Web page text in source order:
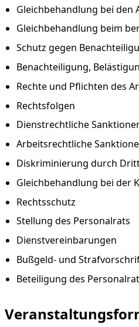
Gleichbehandlung bei den
Gleichbehandlung beim
Schutz gegen
Benachteiligung,
Rechte und Pflichten des
Rechtsfolgen
Dienstrechtliche
Arbeitsrechtliche
Diskriminierung durch
Gleichbehandlung bei der
Rechtsschutz
Stellung des Personalrats
Dienstvereinbarungen
Bußgeld- und
Beteiligung des